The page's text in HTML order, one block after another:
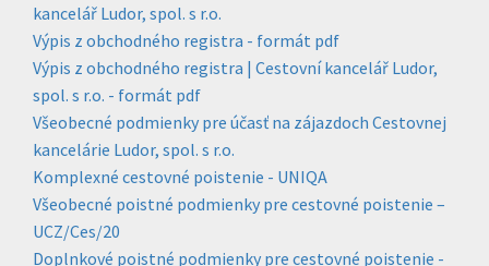
kancelář Ludor, spol. s r.o.
Výpis z obchodného registra - formát pdf
Výpis z obchodného registra | Cestovní kancelář Ludor,
spol. s r.o. - formát pdf
Všeobecné podmienky pre účasť na zájazdoch Cestovnej
kancelárie Ludor, spol. s r.o.
Komplexné cestovné poistenie - UNIQA
Všeobecné poistné podmienky pre cestovné poistenie –
UCZ/Ces/20
Doplnkové poistné podmienky pre cestovné poistenie -